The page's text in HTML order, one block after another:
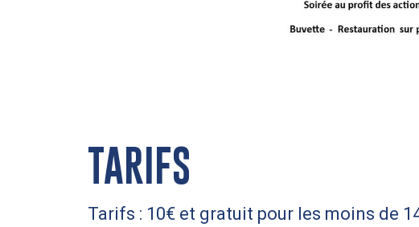
TARIFS
Tarifs : 10€ et gratuit pour les moins de